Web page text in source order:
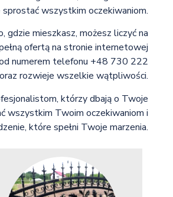
wszystkim oczekiwaniom.
gdzie mieszkasz, możesz liczyć na
ofertą na stronie internetowej
numerem telefonu +48 730 222
rozwieje wszelkie wątpliwości.
którzy dbają o Twoje
wszystkim Twoim oczekiwaniom i
które spełni Twoje marzenia.